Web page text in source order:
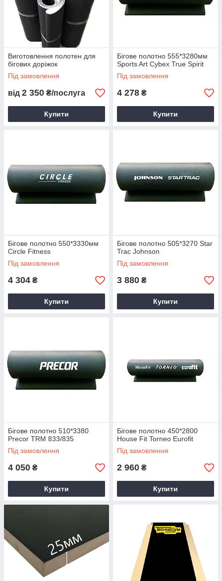
Виготовлення полотен для
бігових доріжок
Під замовлення
від 2 350 ₴/послуга
Купити
Бігове полотно 555*3280мм
Sports Art Cybex True Spirit
Під замовлення
4 278 ₴
Купити
Бігове полотно 550*3330мм
Circle Fitness
Під замовлення
4 304 ₴
Купити
Бігове полотно 505*3270 Star
Trac Johnson
Під замовлення
3 880 ₴
Купити
Бігове полотно 510*3380
Precor TRM 833/835
Під замовлення
4 050 ₴
Купити
Бігове полотно 450*2800
House Fit Torneo Eurofit
Під замовлення
2 960 ₴
Купити